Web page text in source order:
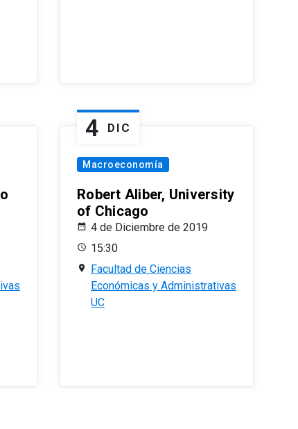
4 DIC
Macroeconomía
Robert Aliber, University
of Chicago
4 de Diciembre de 2019
15:30
Facultad de Ciencias
Económicas y Administrativas
UC